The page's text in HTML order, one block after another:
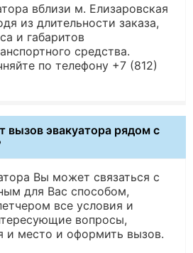
вблизи м. Елизаровская
из длительности заказа,
и габаритов
средства.
по телефону +7 (812)
вызов эвакуатора рядом с
Вы может связаться с
для Вас способом,
все условия и
вопросы,
и место и оформить вызов.